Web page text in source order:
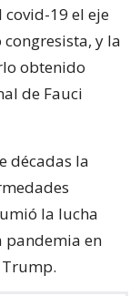
covid-19 el eje
y la
obtenido
de Fauci
décadas la
la lucha
pandemia en